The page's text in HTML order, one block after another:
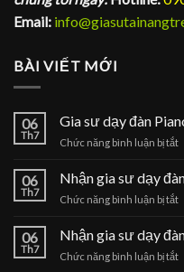
Email:
BÀI VIẾT MỚI
06
Th7
Gia sư dạy đàn
Chức năng bình luận bị tắtở
06
Th7
Nhận gia sư dạy
Chức năng bình luận bị tắtở
06
Th7
Nhận gia sư dạy
Chức năng bình luận bị tắtở